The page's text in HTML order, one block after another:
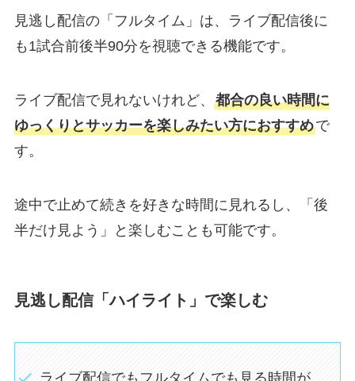
見逃し配信の「フルタイム」は、ライブ配信後に
も1試合前後半90分を視聴できる機能です。
ライブ配信で見れないけれど、 都合の良い時間に
ゆっくりとサッカーを楽しみたい方におすすめで
す。
途中で止めて続きを好きな時間に見れるし、「後
半だけ見よう」と楽しむことも可能です。
見逃し配信「ハイライト」で楽しむ